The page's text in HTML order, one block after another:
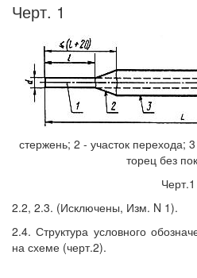
Черт. 1
стержень; 2 - участок перехода;
торец без
Черт.1
2.2, 2.3. (Исключены, Изм. N 1).
2.4. Структура условного
на схеме (черт.2).